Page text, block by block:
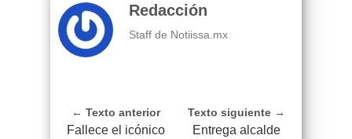
Redacción
Staff de Notiissa.mx
← Texto anterior
Fallece el icónico
Texto siguiente →
Entrega alcalde